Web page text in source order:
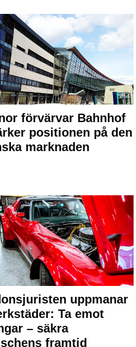
förvärvar Bahnhof
positionen på den
marknaden
uppmanar
Ta emot
– säkra
framtid